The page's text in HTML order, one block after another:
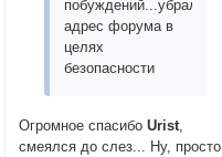
побуждений...убрала
адрес форума в
целях
безопасности
Огромное спасибоUrist,
смеялся до слез... Ну, просто